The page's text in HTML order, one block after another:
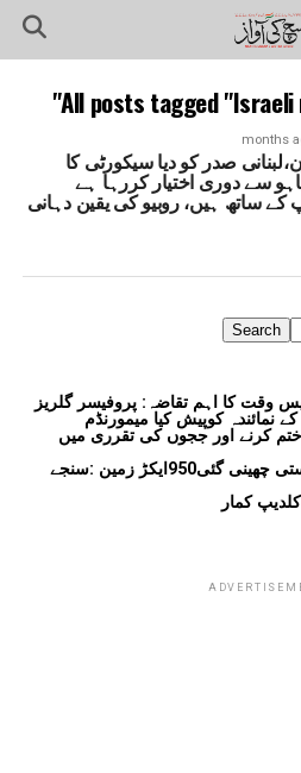
All posts tagged "Israeli
صدر کو دیا سیکورٹی کا
سے دوری اختیار کررہا ہے
کے ساتھ ہیں، روبیو کی یقین دہانی
Search
وقت کا اہم تقاضہ: پروفیسر گلریز
نمائندہ کوپیش کیا میمورنڈم
ختم کرنے اور ججوں کی تقرری میں
اوڈیشہ میں قبائلیوں سے زبردستی چھینی گئی950ایکڑ زمین :سنجے
کمار